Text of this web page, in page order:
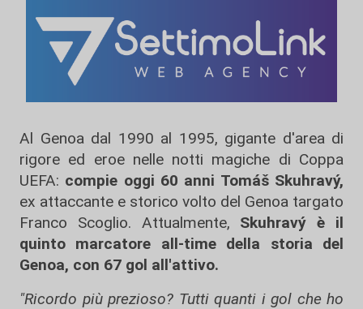
Al Genoa dal 1990 al 1995, gigante d'area di
rigore ed eroe nelle notti magiche di Coppa
UEFA: compie oggi 60 anni Tomáš Skuhravý,
ex attaccante e storico volto del Genoa targato
Franco Scoglio. Attualmente, Skuhravý è il
quinto marcatore all-time della storia del
Genoa, con 67 gol all'attivo.
"Ricordo più prezioso? Tutti quanti i gol che ho